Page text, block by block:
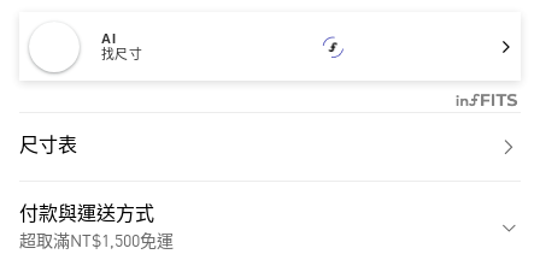
AI
找尺寸
尺寸表
付款與運送方式
超取滿NT$1,500免運